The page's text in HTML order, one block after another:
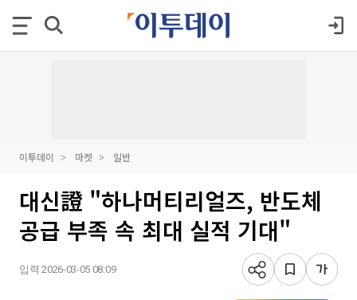
이투데이 마켓 일반
대신證 "하나머티리얼즈, 반도체
공급 부족 속 최대 실적 기대"
입력 2026-03-05 08:09